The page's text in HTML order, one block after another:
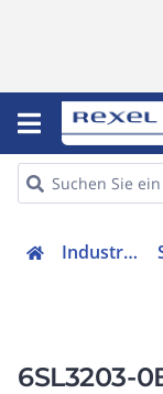
Industriekomponenten
6SL3203-